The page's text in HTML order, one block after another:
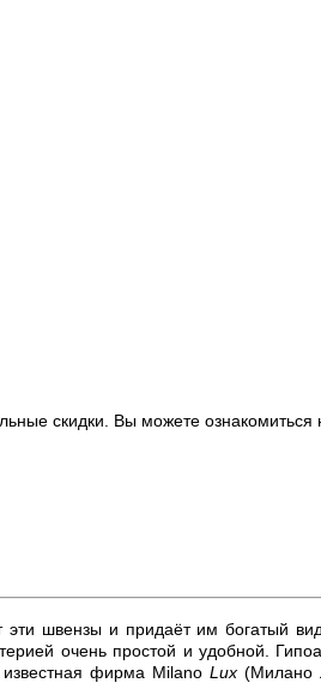
скидки. Вы можете ознакомиться
эти швензы и придаёт им богатый
очень простой и удобной.
фирма Milano Lux (Милано